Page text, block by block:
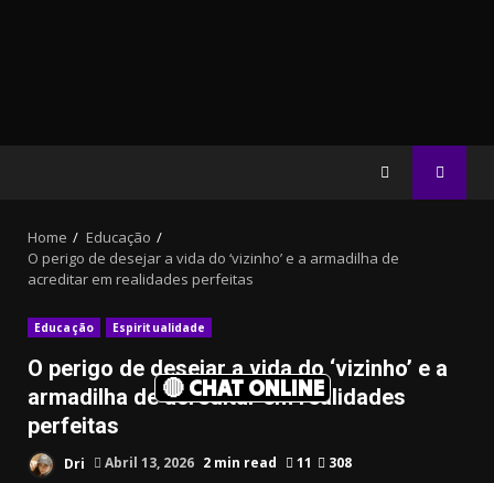
🔴 CHAT ONLINE
Home
Educação
O perigo de desejar a vida do ‘vizinho’ e a armadilha de
acreditar em realidades perfeitas
Educação Espiritualidade
O perigo de desejar a vida do ‘vizinho’ e a
armadilha de acreditar em realidades
perfeitas
Dri Abril 13, 2026 2 min read 11 308